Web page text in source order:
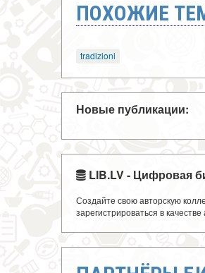
ПОХОЖИЕ
tradizioni
Новые публикации:
LIB.LV - Цифровая
Создайте свою авторскую
зарегистрироваться в качестве